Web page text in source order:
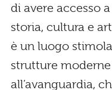
di avere accesso
storia, cultura e
è un luogo
strutture
all’avanguardia,